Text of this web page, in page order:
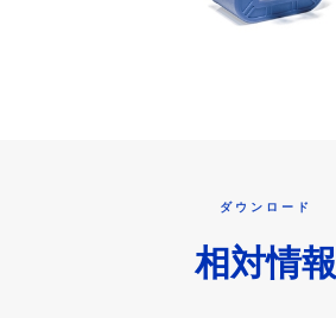
ダウンロード
相対情報